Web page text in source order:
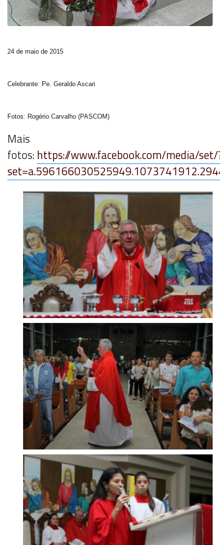
24 de maio de 2015
Celebrante: Pe. Geraldo Ascari
Fotos: Rogério Carvalho (PASCOM)
Mais
fotos: https://www.facebook.com/media/set/